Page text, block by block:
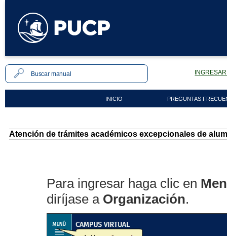
INICIO PREGUNTAS
Atención de trámites académicos excepcionales de
Para ingresar haga clic en
diríjase a Organización.